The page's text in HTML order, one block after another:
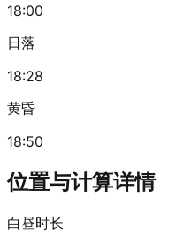
18:00
日落
18:28
黄昏
18:50
位置与计算详情
白昼时长